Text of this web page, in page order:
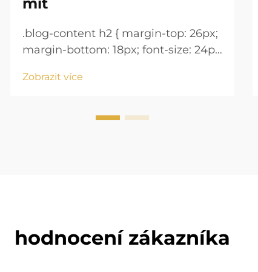
.blog-content h2 { margin-top: 26px;
margin-bottom: 18px; font-size: 24px
height: normal; } .blog-content h3 {
18px; font-size: 20px !important;
Zobrazit více
hodnocení zákazníka